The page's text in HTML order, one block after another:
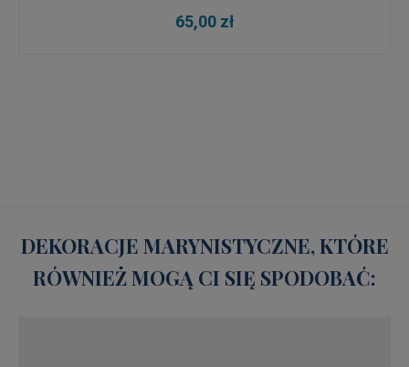
65,00 zł
DEKORACJE MARYNISTYCZNE, KTÓRE
RÓWNIEŻ MOGĄ CI SIĘ SPODOBAĆ: